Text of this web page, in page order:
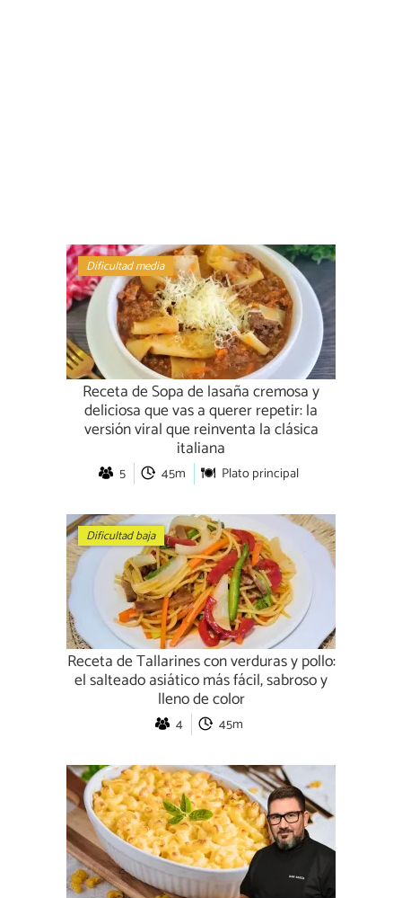
Dificultad media
Receta de Sopa de lasaña cremosa y
deliciosa que vas a querer repetir: la
versión viral que reinventa la clásica
italiana
5 45m Plato principal
Dificultad baja
Receta de Tallarines con verduras y pollo:
el salteado asiático más fácil, sabroso y
lleno de color
4 45m